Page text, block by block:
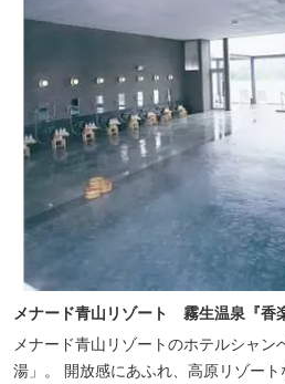
メナード青山リゾート 霧生温泉『香
メナード青山リゾートのホテルシャ
湯」。 開放感にあふれ、高原リゾー